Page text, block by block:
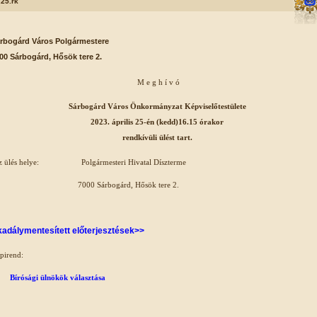
Város Polgármestere
Sárbogárd, Hősök tere 2.
M e g h í v ó
Sárbogárd Város Önkormányzat Képviselőtestülete
2023. április 25-én (kedd)16.15 órakor
rendkívüli ülést tart.
ülés helye: Polgármesteri Hivatal Díszterme
Sárbogárd, Hősök tere 2.
előterjesztések>>
Bírósági ülnökök választása